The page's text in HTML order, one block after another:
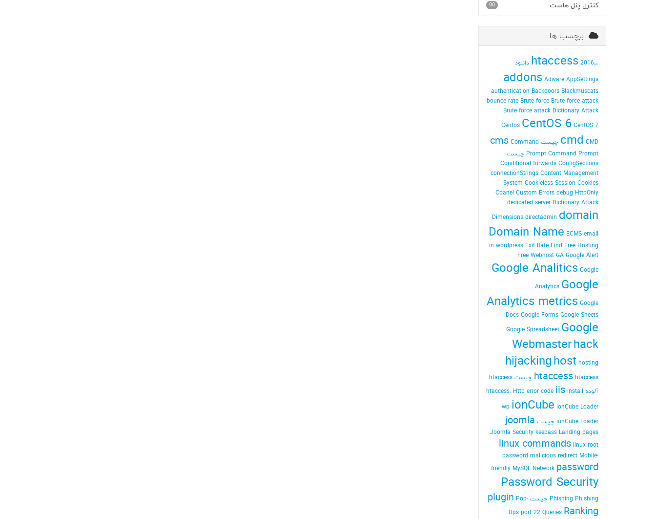
90 کنترل پنل هاست
برچسب ها
.htaccess2016٬ دانلود
addons Adware AppSettings
authentication Backdoors Blackmuscats
bounce rate Brute force Brute force attack
Brute force attack Dictionary Attack
Centos CentOS 6 CentOS 7
cmd CMD چیست cms Command
Prompt Command Prompt چیست
Conditional forwards ConfigSections
connectionStrings Content Management
System Cookieless Session Cookies
Cpanel Custom Errors debug HttpOnly
dedicated server Dictionary Attack
Dimensions directadmin domain
Domain Name ECMS email
in wordpress Exit Rate Find Free Hosting
Free Webhost GA Google Alert
Google Analitics Google
Analytics Google
Analytics metrics Google
Docs Google Forms Google Sheets
Google Spreadsheet Google
Webmasterhack
hijackinghost hosting
htaccess htaccess چیست
htaccess
آلوده
htaccess. Http error code iis install
wp ionCube ionCube Loader
ionCube Loader چیست
joomla
Joomla Security keepass Landing pages
linux commands linux root
password malicious redirect Mobile-
friendly MySQL Network password
Password Security
Phishing Phishing چیست plugin Pop-
Ups port 22 Queries Ranking